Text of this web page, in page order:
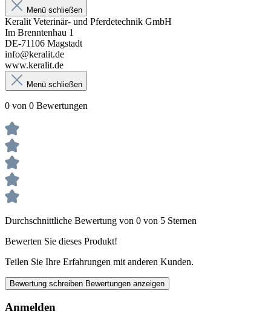
Menü schließen
Keralit Veterinär- und Pferdetechnik GmbH
Im Brenntenhau 1
DE-71106 Magstadt
info@keralit.de
www.keralit.de
Menü schließen
0 von 0 Bewertungen
Durchschnittliche Bewertung von 0 von 5 Sternen
Bewerten Sie dieses Produkt!
Teilen Sie Ihre Erfahrungen mit anderen Kunden.
Bewertung schreiben Bewertungen anzeigen
Anmelden